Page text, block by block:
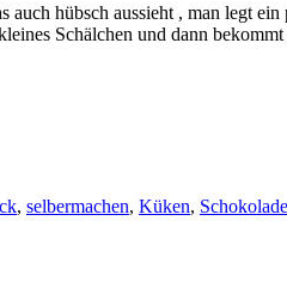
auch hübsch aussieht , man legt
Schälchen und dann
, selbermachen, Küken,